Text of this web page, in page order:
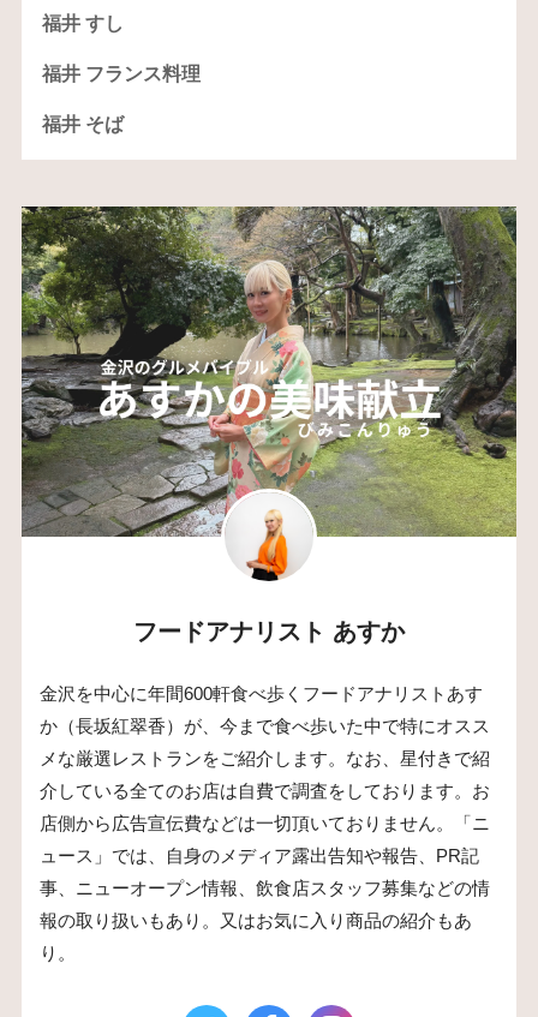
福井 すし
福井 フランス料理
福井 そば
フードアナリスト あすか
金沢を中心に年間600軒食べ歩くフードアナリストあす
か（長坂紅翠香）が、今まで食べ歩いた中で特にオスス
メな厳選レストランをご紹介します。なお、星付きで紹
介している全てのお店は自費で調査をしております。お
店側から広告宣伝費などは一切頂いておりません。「ニ
ュース」では、自身のメディア露出告知や報告、PR記
事、ニューオープン情報、飲食店スタッフ募集などの情
報の取り扱いもあり。又はお気に入り商品の紹介もあ
り。